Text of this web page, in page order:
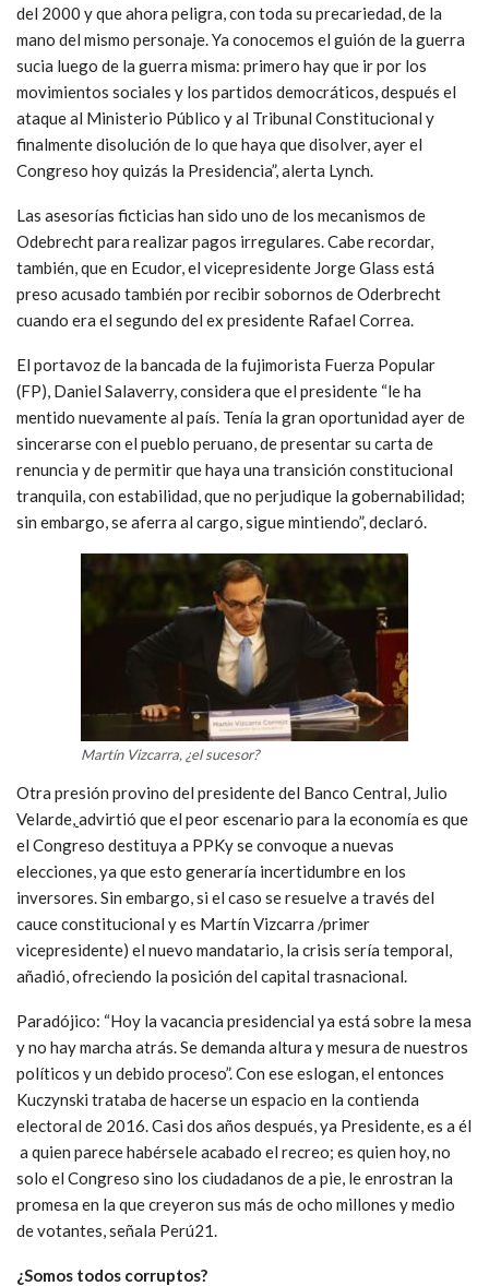
del 2000 y que ahora peligra, con toda su precariedad, de la
mano del mismo personaje. Ya conocemos el guión de la guerra
sucia luego de la guerra misma: primero hay que ir por los
movimientos sociales y los partidos democráticos, después el
ataque al Ministerio Público y al Tribunal Constitucional y
finalmente disolución de lo que haya que disolver, ayer el
Congreso hoy quizás la Presidencia”, alerta Lynch.
Las asesorías ficticias han sido uno de los mecanismos de
Odebrecht para realizar pagos irregulares. Cabe recordar,
también, que en Ecudor, el vicepresidente Jorge Glass está
preso acusado también por recibir sobornos de Oderbrecht
cuando era el segundo del ex presidente Rafael Correa.
El portavoz de la bancada de la fujimorista Fuerza Popular
(FP), Daniel Salaverry, considera que el presidente “le ha
mentido nuevamente al país. Tenía la gran oportunidad ayer de
sincerarse con el pueblo peruano, de presentar su carta de
renuncia y de permitir que haya una transición constitucional
tranquila, con estabilidad, que no perjudique la gobernabilidad;
sin embargo, se aferra al cargo, sigue mintiendo”, declaró.
Martín Vizcarra, ¿el sucesor?
Otra presión provino del presidente del Banco Central, Julio
Velarde, advirtió que el peor escenario para la economía es que
el Congreso destituya a PPKy se convoque a nuevas
elecciones, ya que esto generaría incertidumbre en los
inversores. Sin embargo, si el caso se resuelve a través del
cauce constitucional y es Martín Vizcarra /primer
vicepresidente) el nuevo mandatario, la crisis sería temporal,
añadió, ofreciendo la posición del capital trasnacional.
Paradójico: “Hoy la vacancia presidencial ya está sobre la mesa
y no hay marcha atrás. Se demanda altura y mesura de nuestros
políticos y un debido proceso”. Con ese eslogan, el entonces
Kuczynski trataba de hacerse un espacio en la contienda
electoral de 2016. Casi dos años después, ya Presidente, es a él
a quien parece habérsele acabado el recreo; es quien hoy, no
solo el Congreso sino los ciudadanos de a pie, le enrostran la
promesa en la que creyeron sus más de ocho millones y medio
de votantes, señala Perú21.
¿Somos todos corruptos?